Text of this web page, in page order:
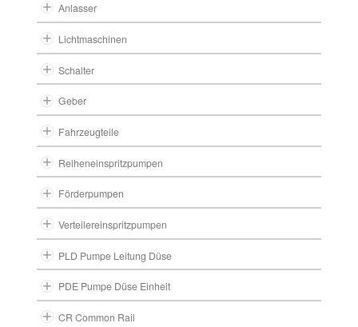
Anlasser
Lichtmaschinen
Schalter
Geber
Fahrzeugteile
Reiheneinspritzpumpen
Förderpumpen
Verteilereinspritzpumpen
PLD Pumpe Leitung Düse
PDE Pumpe Düse Einheit
CR Common Rail